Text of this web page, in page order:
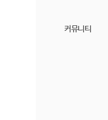
커뮤니티